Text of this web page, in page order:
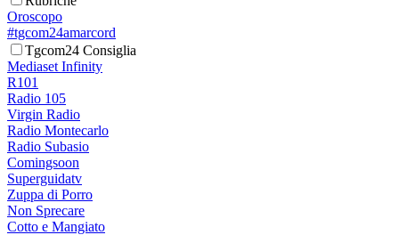
Oroscopo
#tgcom24amarcord
Tgcom24 Consiglia
Mediaset Infinity
R101
Radio 105
Virgin Radio
Radio Montecarlo
Radio Subasio
Comingsoon
Superguidatv
Zuppa di Porro
Non Sprecare
Cotto e Mangiato